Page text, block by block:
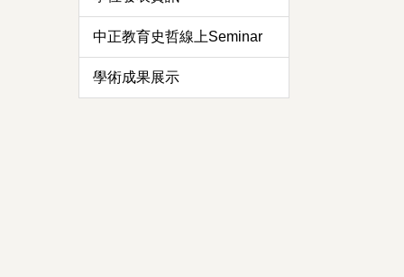
中正教育史哲線上Seminar
學術成果展示